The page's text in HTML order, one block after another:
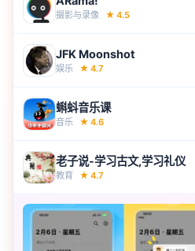
摄影与录像 ★ 4.5
JFK Moonshot
娱乐 ★ 4.7
蝌蚪音乐课
音乐 ★ 4.6
老子说-学习古文,学习礼仪
教育 ★ 4.7